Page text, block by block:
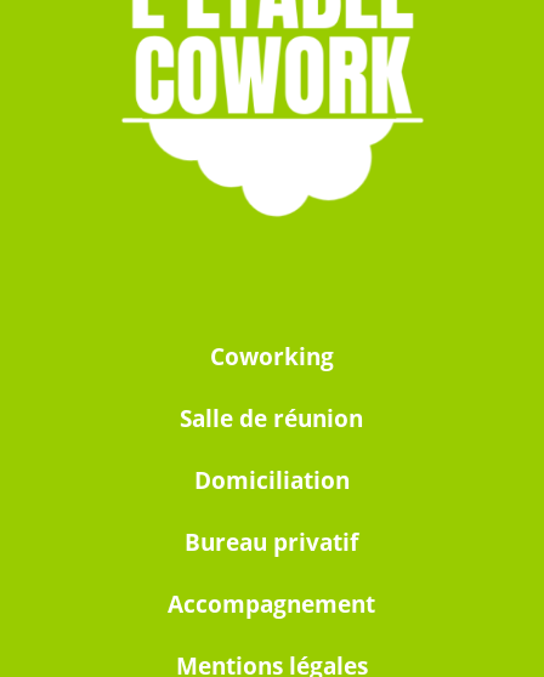
Coworking
Salle de réunion
Domiciliation
Bureau privatif
Accompagnement
Mentions légales